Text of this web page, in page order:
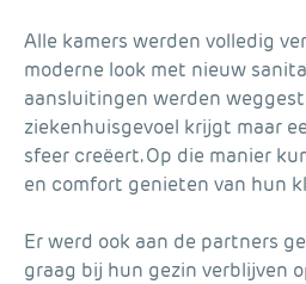
Alle kamers werden volledig
moderne look met nieuw
aansluitingen werden
ziekenhuisgevoel krijgt maar
sfeer creëert. Op die manier
en comfort genieten van hun
Er werd ook aan de partners
graag bij hun gezin verblijven